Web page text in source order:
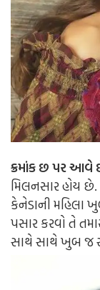
ક્રમાંક છ પર આવે
મિલનસાર હોય
કેનેડાની મહિલા
પસાર કરવો તે
સાથે સાથે ખુબ જ